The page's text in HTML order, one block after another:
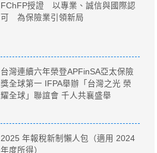
FChFP授證 以專業、誠信與國際認
可 為保險業引領新局
台灣連續六年榮登APFinSA亞太保險
獎全球第一 IFPA舉辦「台灣之光 榮
耀全球」聯誼會 千人共襄盛舉
2025 年報稅新制懶人包（適用 2024
年度所得）